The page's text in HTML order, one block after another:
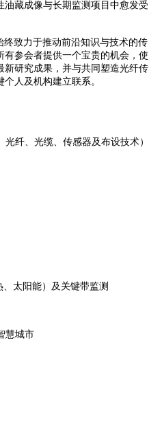
油藏成像与长期监测项目中愈发受
终致力于推动前沿知识与技术的传
参会者提供一个宝贵的机会，使
研究成果，并与共同塑造光纤传
人及机构建立联系。
纤、光缆、传感器及布设技术）
太阳能）及关键带监测
慧城市